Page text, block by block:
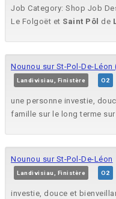
Job Category: Shop Job
Le Folgoët et Saint Pôl de
Nounou sur St-Pol-De-Léon
Landivisiau, Finistère O2
une personne investie,
famille sur le long terme
Nounou sur St-Pol-De-Léon
Landivisiau, Finistère O2
investie, douce et